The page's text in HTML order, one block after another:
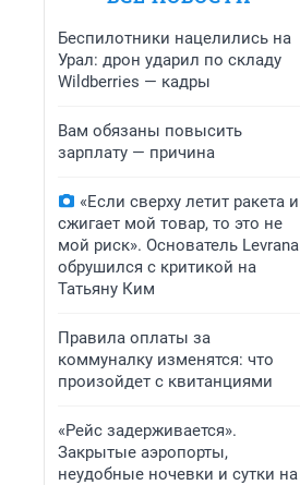
Беспилотники нацелились на
Урал: дрон ударил по складу
Wildberries — кадры
Вам обязаны повысить
зарплату — причина
«Если сверху летит ракета и
сжигает мой товар, то это не
мой риск». Основатель Levrana
обрушился с критикой на
Татьяну Ким
Правила оплаты за
коммуналку изменятся: что
произойдет с квитанциями
«Рейс задерживается».
Закрытые аэропорты,
неудобные ночевки и сутки на